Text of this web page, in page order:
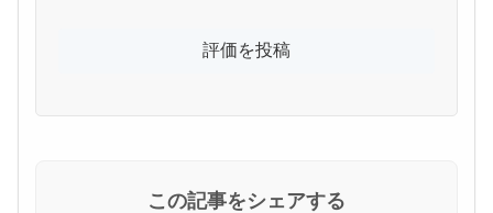
この記事をシェアする